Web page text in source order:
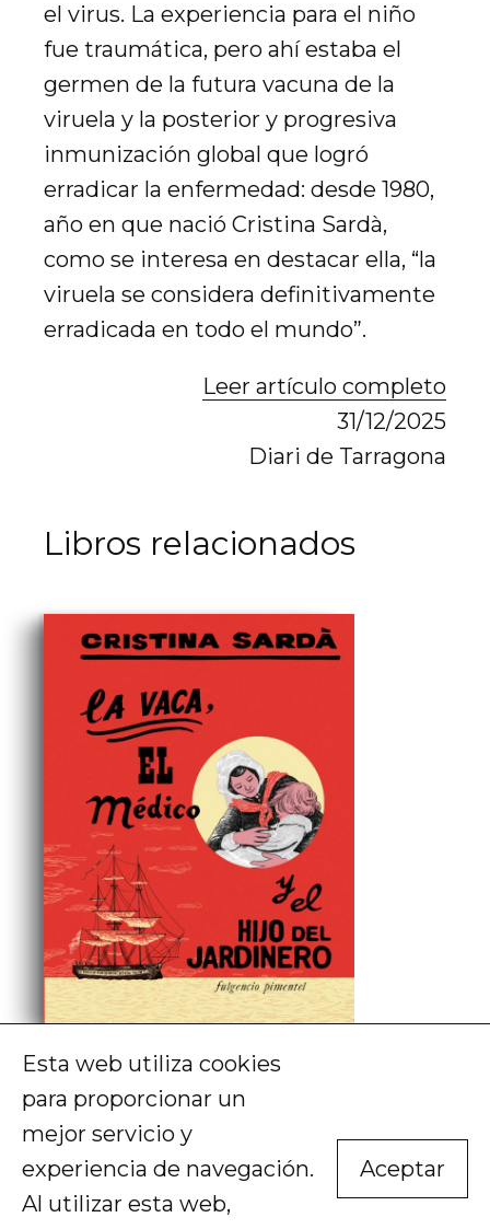
el virus. La experiencia para el niño
fue traumática, pero ahí estaba el
germen de la futura vacuna de la
viruela y la posterior y progresiva
inmunización global que logró
erradicar la enfermedad: desde 1980,
año en que nació Cristina Sardà,
como se interesa en destacar ella, “la
viruela se considera definitivamente
erradicada en todo el mundo”.
Leer artículo completo
31/12/2025
Diari de Tarragona
Libros relacionados
Cristina Sardà
La vaca, el médico y el hijo del jardinero
19,50€ COMPRAR
Esta web utiliza cookies
para proporcionar un
mejor servicio y
experiencia de navegación.
Al utilizar esta web,
Aceptar